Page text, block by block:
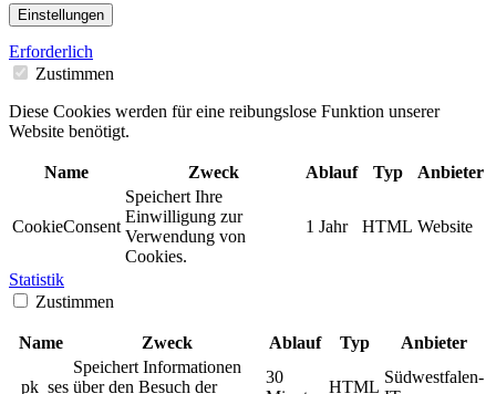
Einstellungen
Erforderlich
Zustimmen
Diese Cookies werden für eine reibungslose Funktion unserer
Website benötigt.
Name Zweck Ablauf Typ Anbieter
CookieConsent
Speichert Ihre
Einwilligung zur
Verwendung von
Cookies.
1 Jahr HTML Website
Statistik
Zustimmen
Name Zweck Ablauf Typ Anbieter
_pk_ses
Speichert Informationen
über den Besuch der
30
HTML
Südwestfalen-